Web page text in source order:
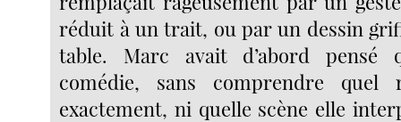
réduit à un trait, ou par un dessin
table. Marc avait d’abord pensé
comédie, sans comprendre
exactement, ni quelle scène elle